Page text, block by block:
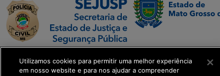
SETDIG | Secretaria-
Executiva de
Utilizamos cookies para permitir uma melhor experiência
em nosso website e para nos ajudar a compreender